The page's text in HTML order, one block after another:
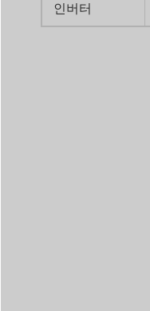
인버터